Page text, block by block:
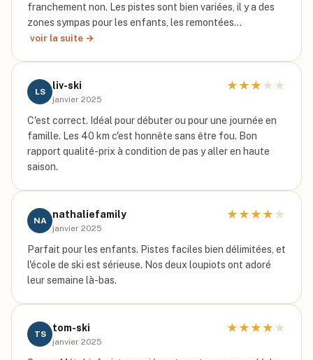
franchement non. Les pistes sont bien variées, il y a des
zones sympas pour les enfants, les remontées…
voir la suite →
LS
liv-ski
janvier 2025
★ ★ ★ ★ ★
C'est correct. Idéal pour débuter ou pour une journée en
famille. Les 40 km c'est honnête sans être fou. Bon
rapport qualité-prix à condition de pas y aller en haute
saison.
NA
nathaliefamily
janvier 2025
★ ★ ★ ★ ★
Parfait pour les enfants. Pistes faciles bien délimitées, et
l'école de ski est sérieuse. Nos deux loupiots ont adoré
leur semaine là-bas.
TS
tom-ski
janvier 2025
★ ★ ★ ★ ★